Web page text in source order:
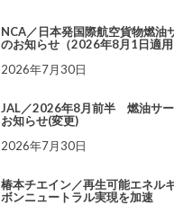
NCA／日本発国際航空貨物燃油
のお知らせ（2026年8月1日適
2026年7月30日
JAL／2026年8月前半 燃油サー
お知らせ(変更)
2026年7月30日
椿本チエイン／再生可能エネル
ボンニュートラル実現を加速